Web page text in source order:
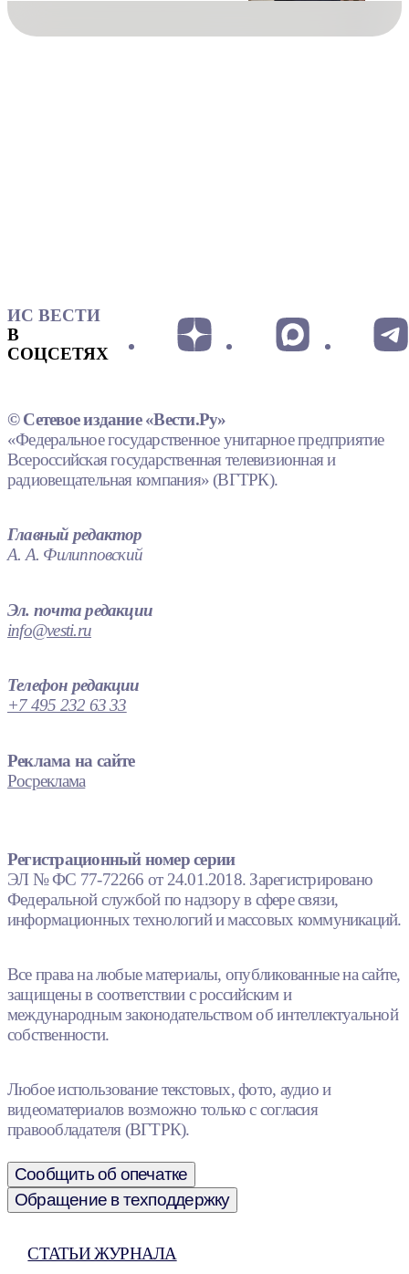
ИС ВЕСТИ
В
СОЦСЕТЯХ
© Сетевое издание «Вести.Ру»
«Федеральное государственное унитарное предприятие
Всероссийская государственная телевизионная и
радиовещательная компания» (ВГТРК).
Главный редактор
А. А. Филипповский
Эл. почта редакции
info@vesti.ru
Телефон редакции
+7 495 232 63 33
Реклама на сайте
Росреклама
Регистрационный номер серии
ЭЛ № ФС 77-72266 от 24.01.2018. Зарегистрировано
Федеральной службой по надзору в сфере связи,
информационных технологий и массовых коммуникаций.
Все права на любые материалы, опубликованные на сайте,
защищены в соответствии с российским и
международным законодательством об интеллектуальной
собственности.
Любое использование текстовых, фото, аудио и
видеоматериалов возможно только с согласия
правообладателя (ВГТРК).
Сообщить об опечатке
Обращение в техподдержку
СТАТЬИ ЖУРНАЛА